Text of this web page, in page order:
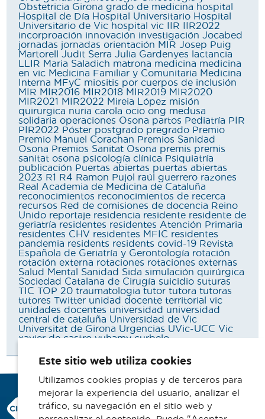
Obstetricia Girona grado de medicina hospital
Hospital de Día Hospital Universitario Hospital
Universitario de Vic hospital vic IIR IIR2022
incorproación innovación investigación Jocabed
jornadas jornadas orientación MIR Josep Puig
Martorell Judit Serra Julia Gardenyes lactancia
LLIR Maria Saladich matrona medicina medicina
en vic Medicina Familiar y Comunitaria Medicina
Interna MFyC miositis por cuerpos de inclusión
MIR MIR2016 MIR2018 MIR2019 MIR2020
MIR2021 MIR2022 Mireia López misión
quirurgica nuria carola ocio ong medusa
solidaria operaciones Osona partos Pediatría PIR
PIR2022 Póster postgrado pregrado Premio
Premio Manuel Corachan Premios Sanidad
Osona Premios Sanitat Osona premis premis
sanitat osona psicología clínica Psiquiatría
publicación Puertas abiertas puertas abiertas
2023 R1 R4 Ramon Pujol raúl guerrero razones
Real Academia de Medicina de Cataluña
reconocimientos reconocimientos de recerca
recursos Red de comisiones de docencia Reino
Unido reportaje residencia residente residente de
geriatría residentes residentes Atención Primaria
residentes CHV residentes MFIC residentes
pandemia residents residents covid-19 Revista
Española de Geriatría y Gerontología rotación
rotación externa rotaciones rotaciones externas
Salud Mental Sanidad Sida simulación quirúrgica
Sociedad Catalana de Cirugía suicidio suturas
TIC TOP 20 traumatologia tutor tutora tutoras
tutores Twitter unidad docente territorial vic
unidades docentes universidad universidad
central de cataluña Universidad de Vic
Universitat de Girona Urgencias UVic-UCC Vic
xavier de castro yuhamy curbelo
Consorci Hospitalari de Vic
Carrer Francesc Pla 'El Vigatà', 1
Este sitio web utiliza cookies
Utilizamos cookies propias y de terceros para
mejorar la experiencia del usuario, analizar el
tráfico, su navegación en el sitio web y